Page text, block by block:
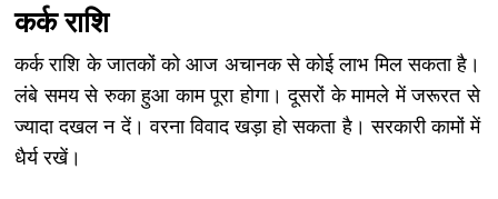
कर्क राशि
कर्क राशि के जातकों को आज अचानक से कोई लाभ मिल सकता है।
लंबे समय से रुका हुआ काम पूरा होगा। दूसरों के मामले में जरूरत से
ज्यादा दखल न दें। वरना विवाद खड़ा हो सकता है। सरकारी कामों में
धैर्य रखें।